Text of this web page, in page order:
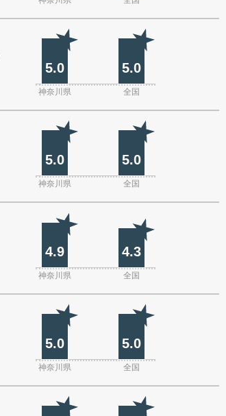
5.0 5.0
神奈川県 全国
5.0 5.0
神奈川県 全国
4.9 4.3
神奈川県 全国
5.0 5.0
神奈川県 全国